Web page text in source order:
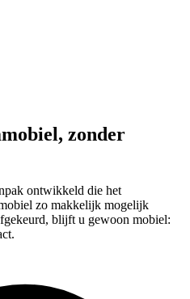
zonder
ontwikkeld die het
zo makkelijk mogelijk
blijft u gewoon mobiel: